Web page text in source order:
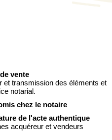
vente
et transmission des éléments et
notarial.
chez le notaire
de l'acte authentique
acquéreur et vendeurs